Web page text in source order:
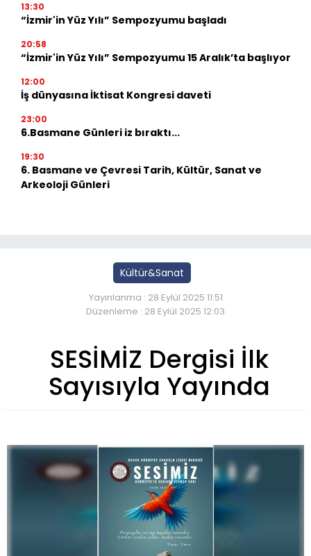
13:30
“İzmir'in Yüz Yılı” Sempozyumu başladı
20:58
“İzmir'in Yüz Yılı” Sempozyumu 15 Aralık’ta başlıyor
12:00
İş dünyasına İktisat Kongresi daveti
23:00
6.Basmane Günleri iz bıraktı...
19:30
6. Basmane ve Çevresi Tarih, Kültür, Sanat ve
Arkeoloji Günleri
Kültür&Sanat
Yayınlanma : 28 Eylül 2025 11:51
Düzenleme : 28 Eylül 2025 12:03
SESİMİZ Dergisi İlk
Sayısıyla Yayında